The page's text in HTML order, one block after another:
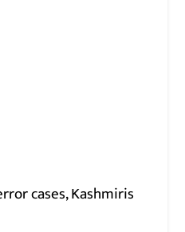
cases, Kashmiris